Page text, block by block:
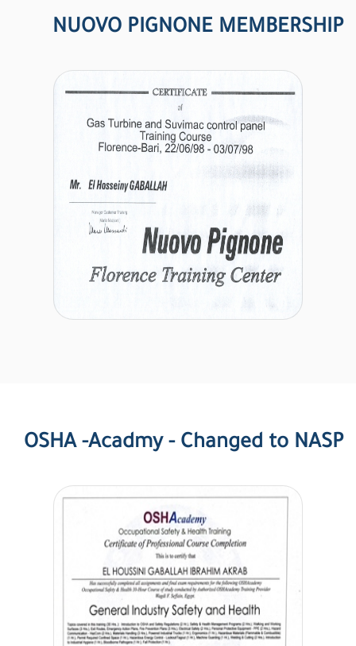
NUOVO PIGNONE MEMBERSHIP
OSHA -Acadmy - Changed to NASP